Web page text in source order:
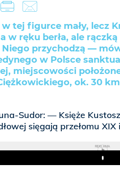
tej figurce mały, lecz
w ręku berła, ale
przychodzą —
w Polsce
miejscowości
ok. 30
Sudor: — Księże
sięgają przełomu XIX
REKLAMA
Play